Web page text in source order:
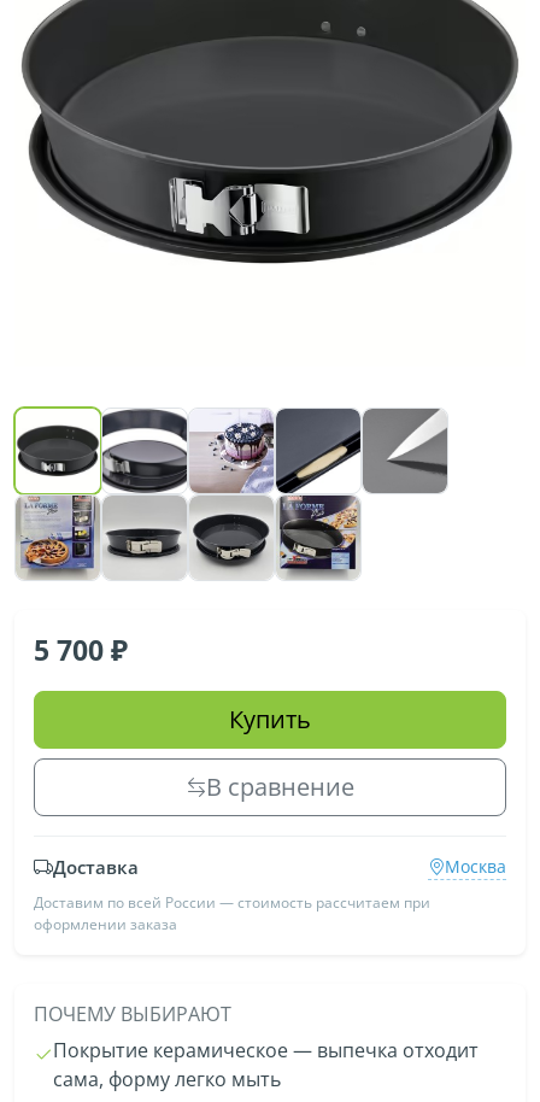
5 700
Купить
В сравнение
Доставка Москва
Доставим по всей России — стоимость рассчитаем при
оформлении заказа
ПОЧЕМУ ВЫБИРАЮТ
Покрытие керамическое — выпечка отходит
сама, форму легко мыть